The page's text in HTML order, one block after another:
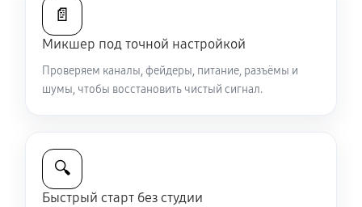
📄
Микшер под точной настройкой
Проверяем каналы, фейдеры, питание, разъёмы и
шумы, чтобы восстановить чистый сигнал.
🔍
Быстрый старт без студии